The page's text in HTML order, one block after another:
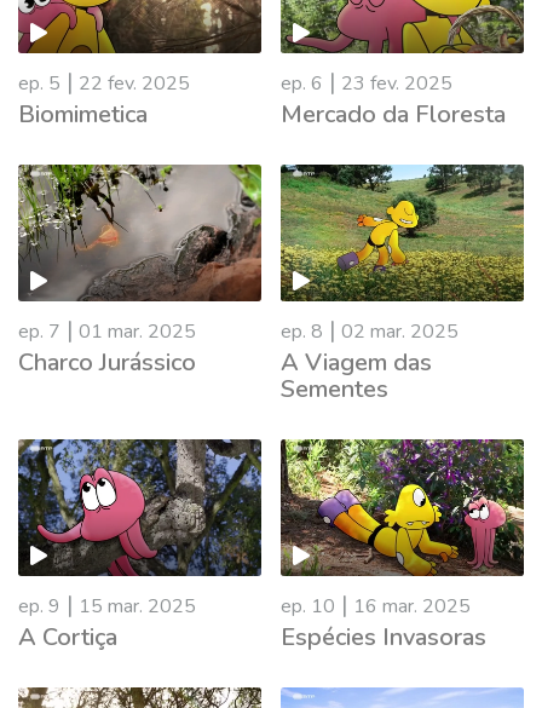
ep. 5 | 22 fev. 2025
Biomimetica
ep. 6 | 23 fev. 2025
Mercado da Floresta
ep. 7 | 01 mar. 2025
Charco Jurássico
ep. 8 | 02 mar. 2025
A Viagem das
Sementes
ep. 9 | 15 mar. 2025
A Cortiça
ep. 10 | 16 mar. 2025
Espécies Invasoras
860062